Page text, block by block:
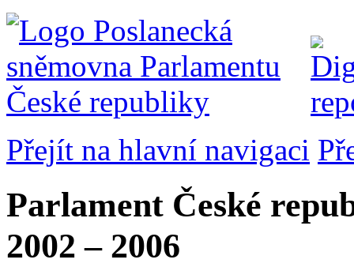
Přejít na hlavní navigaci
Parlament České
2002 – 2006